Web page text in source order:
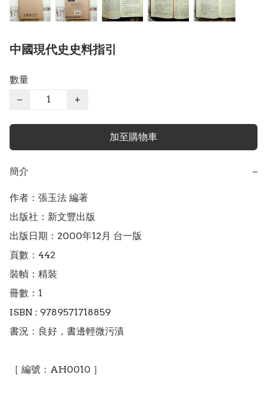
中國現代史史料指引
數量
−
+
加至購物車
簡介 −
作者：張玉法 編著
出版社：新文豐出版
出版日期：2000年12月 台一版
頁數：442
裝幀：精裝
冊數：1
ISBN : 9789571718859
書況：良好，書邊輕微污漬
［ 編號：AH0010 ］